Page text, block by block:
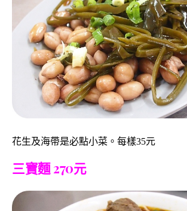
花生及海帶是必點小菜。每樣35元
三寶麵 270元